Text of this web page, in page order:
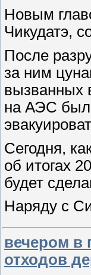
Новым
Чикудатэ,
После
за ним
вызванных
на АЭС
Сегодня,
об итогах
будет
Наряду с
вечером в
отходов